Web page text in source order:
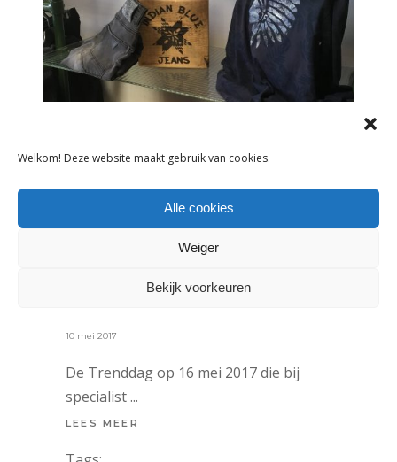
Welkom! Deze website maakt gebruik van cookies.
Alle cookies
Weiger
Bekijk voorkeuren
VIER TIPS VOOR
TRENDDAG-SPREKER ELSEMIEKE
10 mei 2017
De Trenddag op 16 mei 2017 die bij
specialist
LEES MEER